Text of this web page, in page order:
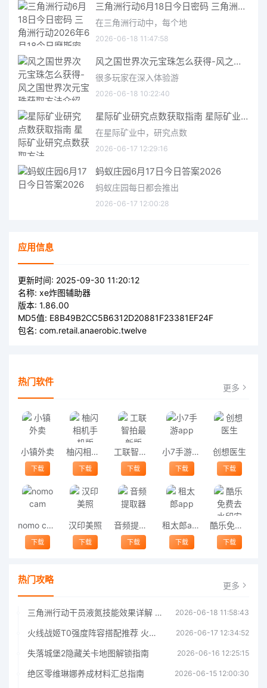
三角洲行动6月18日今日密码 三角洲行动2026年6月18今日摩斯密码分享
在三角洲行动中，每个地
2026-06-18 11:47:58
风之国世界次元宝珠怎么获得-风之国世界次元宝珠获取方法介绍
很多玩家在深入体验游
2026-06-18 10:22:40
星际矿业研究点数获取指南 星际矿业研究点数获取方法
在星际矿业中，研究点数
2026-06-17 12:29:16
蚂蚁庄园6月17日今日答案2026
蚂蚁庄园每日都会推出
2026-06-17 12:00:28
应用信息
更新时间: 2025-09-30 11:20:12
名称: xe炸图辅助器
版本: 1.86.00
MD5值: E8B49B2CC5B6312D20881F23381EF24F
包名: com.retail.anaerobic.twelve
热门软件 更多
小镇外卖
下载
柚闪相机手机版
下载
工联智拍最新版
下载
小7手游app
下载
创想医生
下载
nomo cam
下载
汉印美照
下载
音频提取器
下载
租太郎app
下载
酷乐免费去水印安卓版
下载
热门攻略 更多
三角洲行动干员液氮技能效果详解 三角洲行动干员液氮技能介绍 2026-06-18 11:58:43
火线战姬T0强度阵容搭配推荐 火线战姬T0强度阵容哪个好 2026-06-17 12:34:52
失落城堡2隐藏关卡地图解锁指南 2026-06-16 12:25:15
绝区零维琳娜养成材料汇总指南 2026-06-15 12:00:30